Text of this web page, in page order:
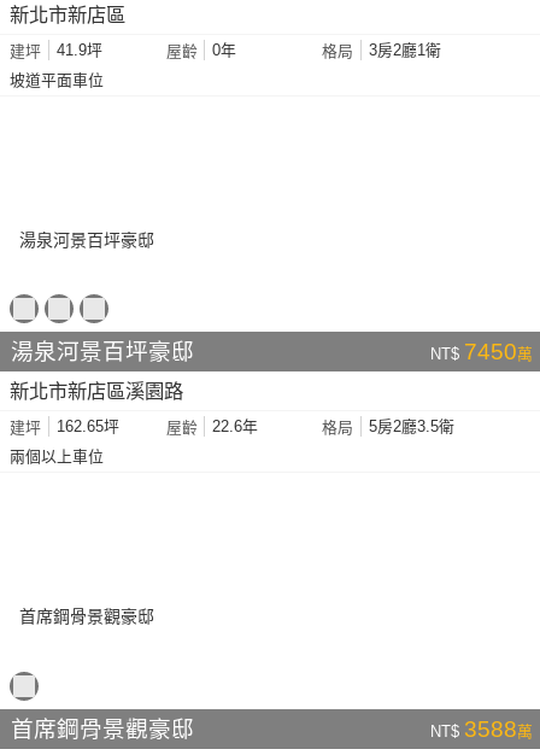
新北市新店區
建坪 41.9坪 屋齡 0年 格局
3房2廳1衛
坡道平面車位
湯泉河景百坪豪邸 NT$ 7450萬
新北市新店區溪園路
建坪 162.65坪 屋齡 22.6年 格局
5房2廳3.5衛
兩個以上車位
首席鋼骨景觀豪邸 NT$ 3588萬